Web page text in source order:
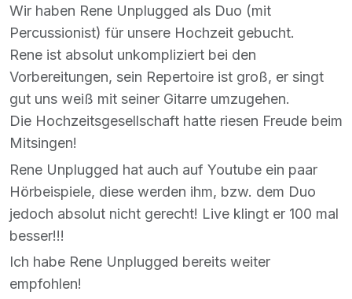
Wir haben Rene Unplugged als Duo (mit
Percussionist) für unsere Hochzeit gebucht.
Rene ist absolut unkompliziert bei den
Vorbereitungen, sein Repertoire ist groß, er singt
gut uns weiß mit seiner Gitarre umzugehen.
Die Hochzeitsgesellschaft hatte riesen Freude beim
Mitsingen!
Rene Unplugged hat auch auf Youtube ein paar
Hörbeispiele, diese werden ihm, bzw. dem Duo
jedoch absolut nicht gerecht! Live klingt er 100 mal
besser!!!
Ich habe Rene Unplugged bereits weiter
empfohlen!